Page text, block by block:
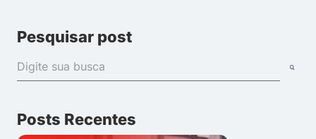
Pesquisar post
Posts Recentes